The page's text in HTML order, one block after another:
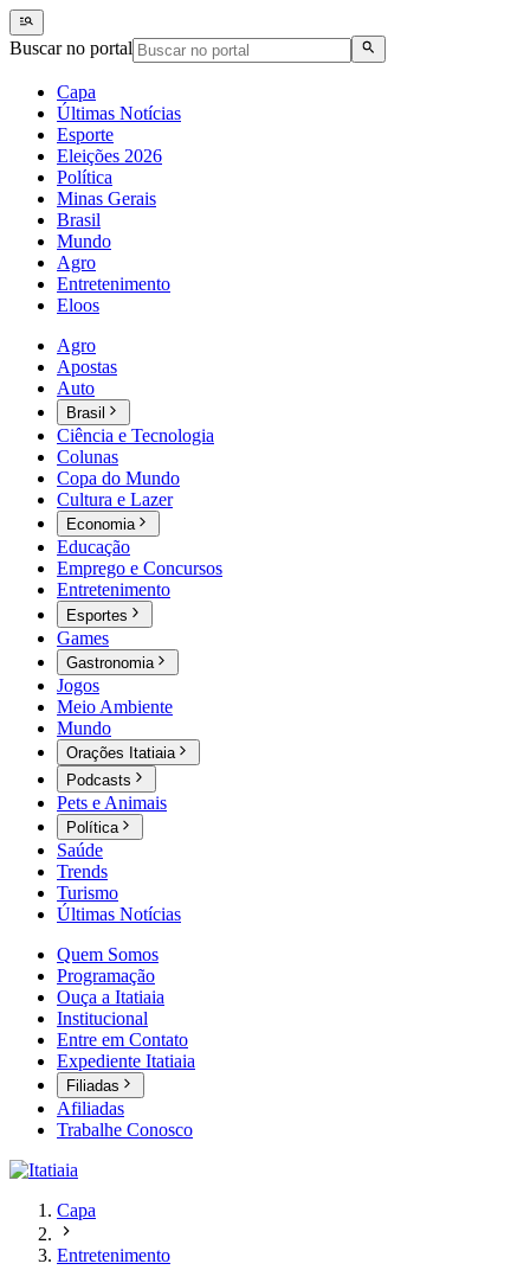
Buscar no portal
Capa
Últimas Notícias
Esporte
Eleições 2026
Política
Minas Gerais
Brasil
Mundo
Agro
Entretenimento
Eloos
Agro
Apostas
Auto
Brasil
Ciência e Tecnologia
Colunas
Copa do Mundo
Cultura e Lazer
Economia
Educação
Emprego e Concursos
Entretenimento
Esportes
Games
Gastronomia
Jogos
Meio Ambiente
Mundo
Orações Itatiaia
Podcasts
Pets e Animais
Política
Saúde
Trends
Turismo
Últimas Notícias
Quem Somos
Programação
Ouça a Itatiaia
Institucional
Entre em Contato
Expediente Itatiaia
Filiadas
Afiliadas
Trabalhe Conosco
Capa
Entretenimento